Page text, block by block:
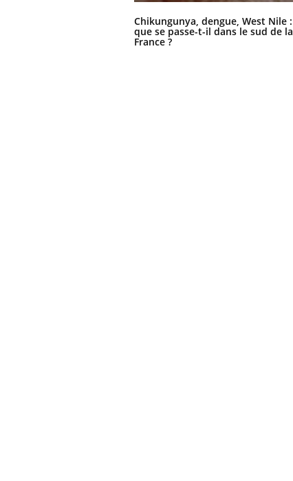
Chikungunya, dengue, West Nile :
que se passe-t-il dans le sud de la
France ?